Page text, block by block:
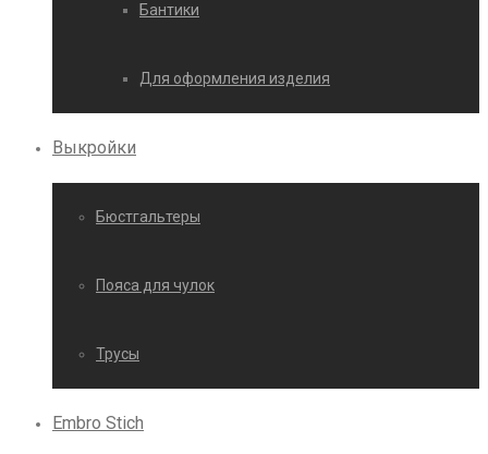
Бантики
Для оформления изделия
Выкройки
Бюстгальтеры
Пояса для чулок
Трусы
Embro Stich